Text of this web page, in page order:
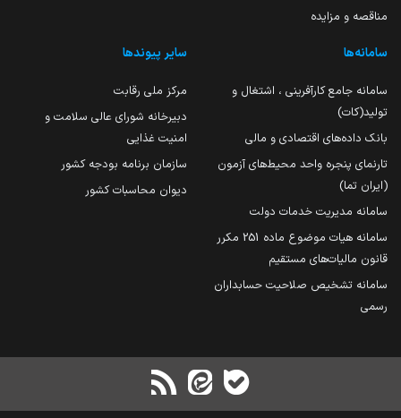
مناقصه و مزایده
سامانه‌ها
سامانه جامع کارآفرینی ، اشتغال و
تولید(کات)
بانک داده‌های اقتصادی و مالی
تارنمای پنجره واحد محیط‌های آزمون
(ایران تما)
سامانه مدیریت خدمات دولت
سامانه هیات موضوع ماده 251 مکرر
قانون مالیات‌های مستقیم
سامانه تشخیص صلاحیت حسابداران
رسمی
سایر پیوندها
مرکز ملی رقابت
دبیرخانه شورای عالی سلامت و
امنیت غذایی
سازمان برنامه بودجه کشور
دیوان محاسبات کشور